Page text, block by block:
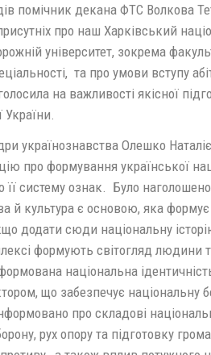
помічник декана ФТС Волкова
про наш Харківський
університет, зокрема
та про умови вступу
на важливості якісної
України.
українознавства Олешко
про формування української
її систему ознак. Було
й культура є основою, яка
додати сюди національну
формують світогляд людини
національна
що забезпечує національну
про складові
рух опору та підготовку